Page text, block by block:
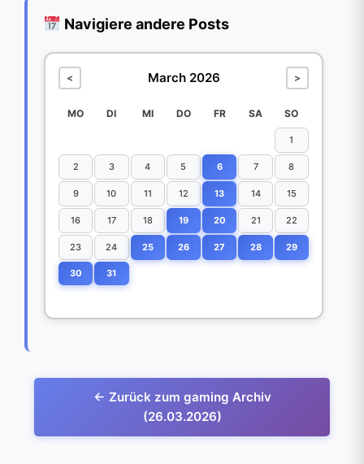
Navigiere andere Posts
< March 2026 >
MO DI MI DO FR SA SO
1
2 3 4 5 6 7 8
9 10 11 12 13 14 15
16 17 18 19 20 21 22
23 24 25 26 27 28 29
30 31
← Zurück zum gaming Archiv
(26.03.2026)